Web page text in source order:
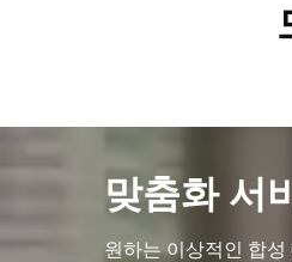
맞춤화 서
원하는 이상적인 합